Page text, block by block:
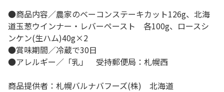
●商品内容／農家のベーコンステーキカット126g、北海
道玉葱ウインナー・レバーペースト 各100g、ロースシ
ンケン(生ハム)40g×2
●賞味期間／冷蔵で30日
●アレルギー／「乳」 受持郵便局：札幌西
商品提供者：札幌バルナバフーズ(株) 北海道